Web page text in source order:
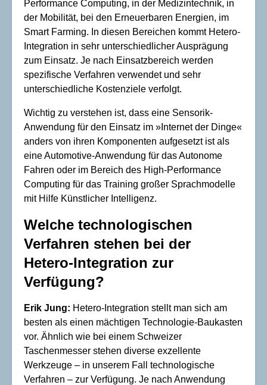
Performance Computing, in der Medizintechnik, in
der Mobilität, bei den Erneuerbaren Energien, im
Smart Farming. In diesen Bereichen kommt Hetero-
Integration in sehr unterschiedlicher Ausprägung
zum Einsatz. Je nach Einsatzbereich werden
spezifische Verfahren verwendet und sehr
unterschiedliche Kostenziele verfolgt.
Wichtig zu verstehen ist, dass eine Sensorik-
Anwendung für den Einsatz im »Internet der Dinge«
anders von ihren Komponenten aufgesetzt ist als
eine Automotive-Anwendung für das Autonome
Fahren oder im Bereich des High-Performance
Computing für das Training großer Sprachmodelle
mit Hilfe Künstlicher Intelligenz.
Welche technologischen
Verfahren stehen bei der
Hetero-Integration zur
Verfügung?
Erik Jung: Hetero-Integration stellt man sich am
besten als einen mächtigen Technologie-Baukasten
vor. Ähnlich wie bei einem Schweizer
Taschenmesser stehen diverse exzellente
Werkzeuge – in unserem Fall technologische
Verfahren – zur Verfügung. Je nach Anwendung